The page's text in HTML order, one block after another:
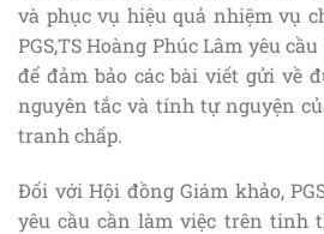
và phục vụ hiệu quả nhiệm vụ
PGS,TS Hoàng Phúc Lâm yêu
để đảm bảo các bài viết gửi về
nguyên tắc và tính tự nguyện
tranh chấp.
Đối với Hội đồng Giám khảo,
yêu cầu cần làm việc trên tinh